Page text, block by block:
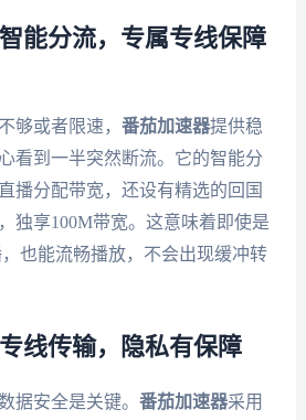
能分流，专属专线保障
够或者限速， 番茄加速器提供稳
看到一半突然断流。它的智能分
播分配带宽，还设有精选的回国
独享100M带宽。这意味着即使是
也能流畅播放，不会出现缓冲转
线传输，隐私有保障
据安全是关键。 番茄加速器采用